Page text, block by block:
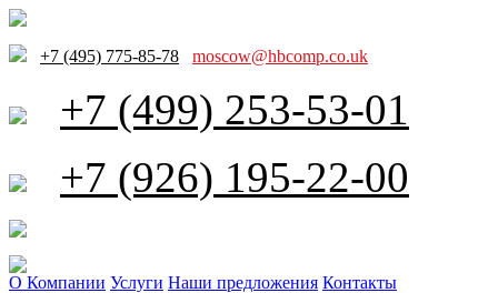
+7 (495) 775-85-78 moscow@hbcomp.co.uk
+7 (499) 253-53-01
+7 (926) 195-22-00
О Компании Услуги Наши предложения Контакты